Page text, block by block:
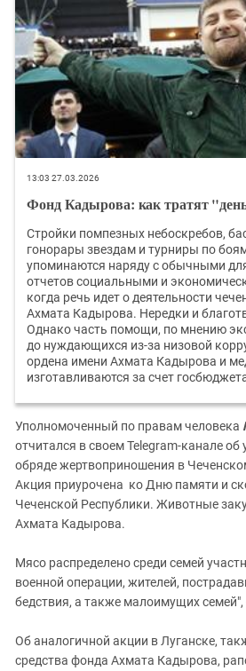
13:03 27.03.2026
Фонд Кадырова: как тратят
Стройки помпезных небоскребов,
гонорары звездам и турниры по
упоминаются наряду с обычными
отчетов социальными и
когда речь идет о деятельности
Ахмата Кадырова. Нередки и
Однако часть помощи, по мнению
до нуждающихся из-за низовой
ордена имени Ахмата Кадырова и
изготавливаются за счет
Уполномоченный по правам человека
отчитался в своем Telegram-канале об
обряде жертвоприношения в
Акция приурочена ко Дню памяти и
Чеченской Республики. Животные
Ахмата Кадырова.
Мясо распределено среди семей
военной операции, жителей,
бедствия, а также малоимущих
Об аналогичной акции в Луганске,
средства фонда Ахмата Кадырова,